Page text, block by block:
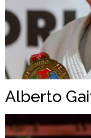
Alberto